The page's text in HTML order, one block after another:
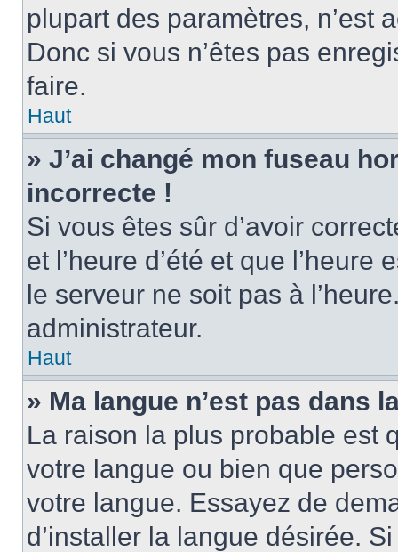
plupart des paramètres, n’est
Donc si vous n’êtes pas
faire.
Haut
» J’ai changé mon fuseau
incorrecte !
Si vous êtes sûr d’avoir
et l’heure d’été et que
le serveur ne soit pas à
administrateur.
Haut
» Ma langue n’est pas dans
La raison la plus probable est
votre langue ou bien que
votre langue. Essayez de
d’installer la langue désirée.